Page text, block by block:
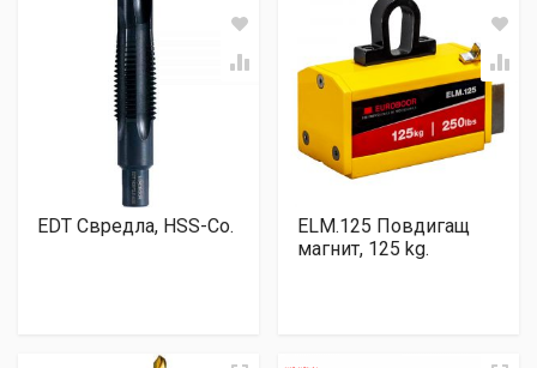
EDT Свредла, HSS-Co.
ELM.125 Повдигащ
магнит, 125 kg.